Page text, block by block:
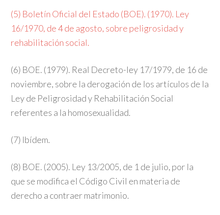
(5) Boletín Oficial del Estado (BOE). (1970). Ley
16/1970, de 4 de agosto, sobre peligrosidad y
rehabilitación social.
(6) BOE. (1979). Real Decreto-ley 17/1979, de 16 de
noviembre, sobre la derogación de los artículos de la
Ley de Peligrosidad y Rehabilitación Social
referentes a la homosexualidad.
(7) Ibídem.
(8) BOE. (2005). Ley 13/2005, de 1 de julio, por la
que se modifica el Código Civil en materia de
derecho a contraer matrimonio.